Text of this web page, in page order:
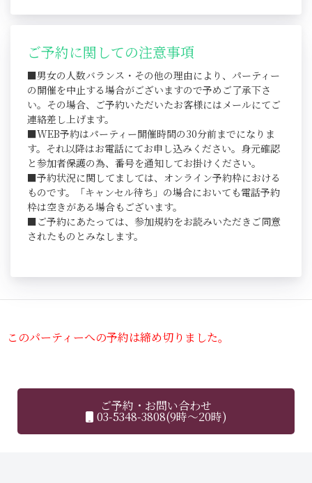
ご予約に関しての注意事項
■男女の人数バランス・その他の理由により、パーティー
の開催を中止する場合がございますので予めご了承下さ
い。その場合、ご予約いただいたお客様にはメールにてご
連絡差し上げます。
■WEB予約はパーティー開催時間の30分前までになりま
す。それ以降はお電話にてお申し込みください。身元確認
と参加者保護の為、番号を通知してお掛けください。
■予約状況に関してましては、オンライン予約枠における
ものです。「キャンセル待ち」の場合においても電話予約
枠は空きがある場合もございます。
■ご予約にあたっては、参加規約をお読みいただきご同意
されたものとみなします。
このパーティーへの予約は締め切りました。
ご予約・お問い合わせ
03-5348-3808(9時～20時)